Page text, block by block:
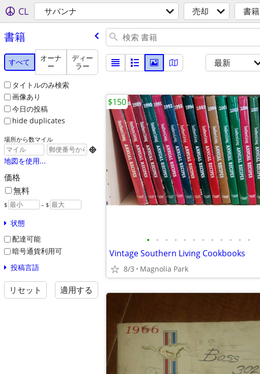
CL サバンナ 売却 書籍
書籍
すべて
オーナ
ー
ディー
ラー
タイトルのみ検索
画像あり
今日の投稿
hide duplicates
場所から数マイル

地図を使用...
価格
無料
$ – $
状態
配達可能
暗号通貨利用可
投稿言語
リセット 適用する
最新
• • • • • • • • • • • •
Vintage Southern Living Cookbooks
8/3 Magnolia Park
$150